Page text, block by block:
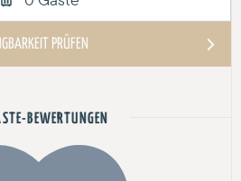
BEWERTUNGEN